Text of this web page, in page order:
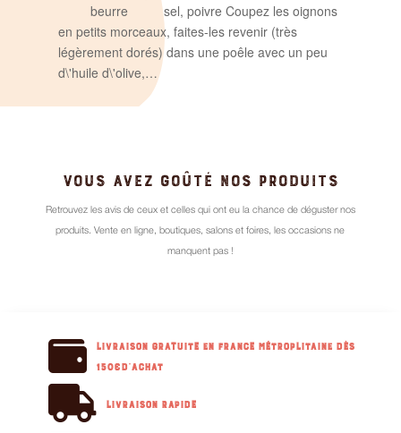
beurre sel, poivre Coupez les oignons
en petits morceaux, faites-les revenir (très
légèrement dorés) dans une poêle avec un peu
d\'huile d\'olive,…
VOUS AVEZ GOÛTÉ NOS PRODUITS
Retrouvez les avis de ceux et celles qui ont eu la chance de déguster nos
produits. Vente en ligne, boutiques, salons et foires, les occasions ne
manquent pas !

Livraison GRATUITE en France métroplitaine dès
150€d'achat
 Livraison RAPIDE